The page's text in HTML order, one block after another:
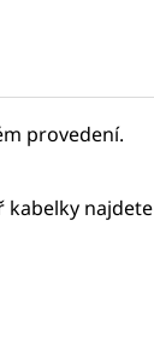
provedení.
kabelky najdete